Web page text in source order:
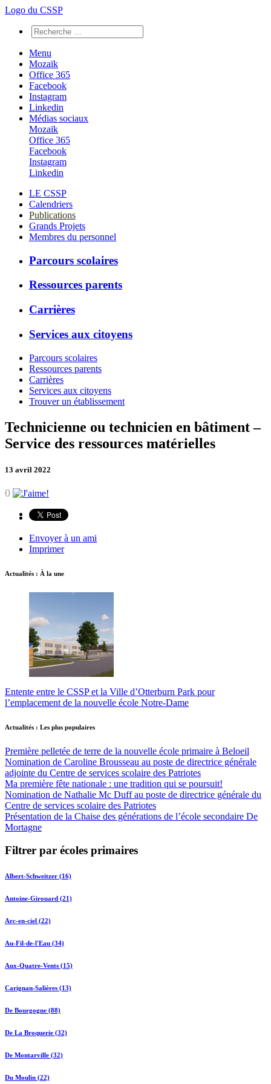
Logo du CSSP
Menu
Mozaïk
Office 365
Facebook
Instagram
Linkedin
Médias sociaux
Mozaïk
Office 365
Facebook
Instagram
Linkedin
LE CSSP
Calendriers
Publications
Grands Projets
Membres du personnel
Parcours scolaires
Ressources parents
Carrières
Services aux citoyens
Parcours scolaires
Ressources parents
Carrières
Services aux citoyens
Trouver un établissement
Technicienne ou technicien en bâtiment –
Service des ressources matérielles
13 avril 2022
0
Envoyer à un ami
Imprimer
Actualités : À la une
Entente entre le CSSP et la Ville d’Otterburn Park pour
l’emplacement de la nouvelle école Notre-Dame
Actualités : Les plus populaires
Première pelletée de terre de la nouvelle école primaire à Beloeil
Nomination de Caroline Brousseau au poste de directrice générale
adjointe du Centre de services scolaire des Patriotes
Ma première fête nationale : une tradition qui se poursuit!
Nomination de Nathalie Mc Duff au poste de directrice générale du
Centre de services scolaire des Patriotes
Présentation de la Chaise des générations de l’école secondaire De
Mortagne
Filtrer par écoles primaires
Albert-Schweitzer (16)
Antoine-Girouard (21)
Arc-en-ciel (22)
Au-Fil-de-l'Eau (34)
Aux-Quatre-Vents (15)
Carignan-Salières (13)
De Bourgogne (88)
De La Broquerie (32)
De Montarville (32)
Du Moulin (22)